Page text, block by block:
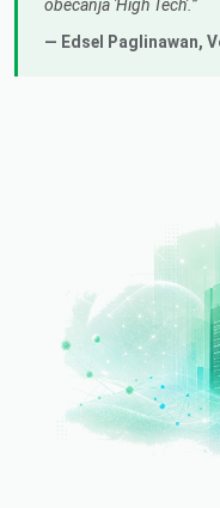
obećanja 'High Tech'.
— Edsel Paglinawan,